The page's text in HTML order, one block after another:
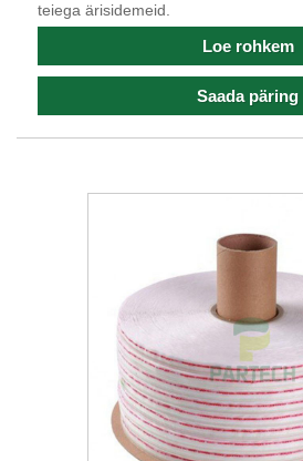
teiega ärisidemeid.
Loe rohkem
Saada päring